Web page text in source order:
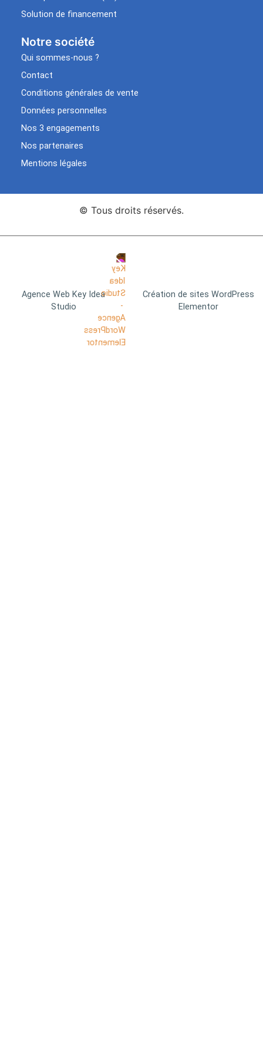
Solution de financement
Notre société
Qui sommes-nous ?
Contact
Conditions générales de vente
Données personnelles
Nos 3 engagements
Nos partenaires
Mentions légales
© Tous droits réservés.
Agence Web Key Idea
Studio
Création de sites WordPress
Elementor